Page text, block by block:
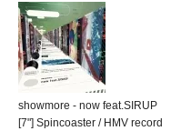
showmore - now feat.SIRUP
[7"] Spincoaster / HMV record